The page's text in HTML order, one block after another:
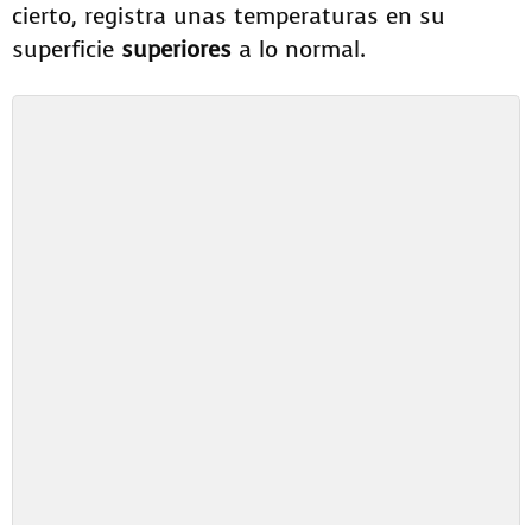
cierto, registra unas temperaturas en su
superficie superiores a lo normal.